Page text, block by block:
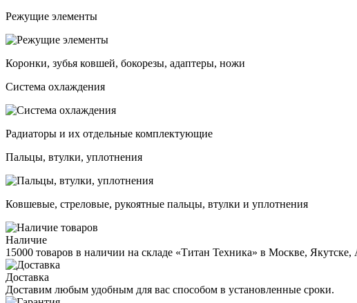
Режущие элементы
Коронки, зубья ковшей, бокорезы, адаптеры, ножи
Система охлаждения
Радиаторы и их отдельные комплектующие
Пальцы, втулки, уплотнения
Ковшевые, стреловые, рукоятные пальцы, втулки и уплотнения
Наличие
15000 товаров в наличии на складе «Титан Техника» в Москве, Якутске,
Доставка
Доставим любым удобным для вас способом в установленные сроки.